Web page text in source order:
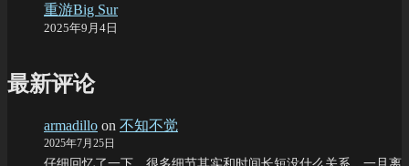
重游Big Sur
2025年9月4日
最新评论
armadillo on 不知不觉
2025年7月25日